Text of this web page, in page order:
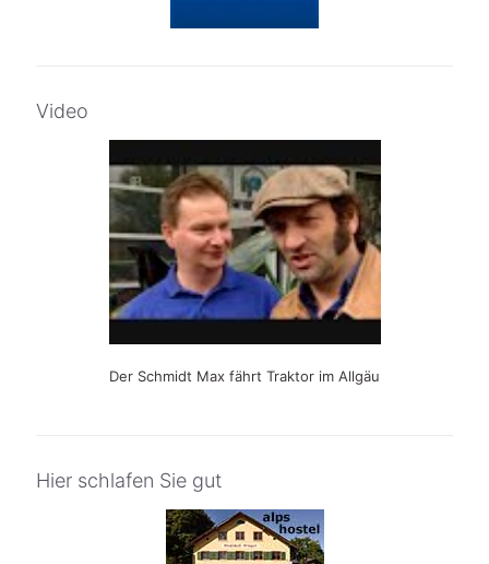
Video
Der Schmidt Max fährt Traktor im Allgäu
Hier schlafen Sie gut